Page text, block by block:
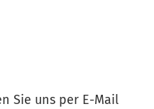
Sie uns per E-Mail